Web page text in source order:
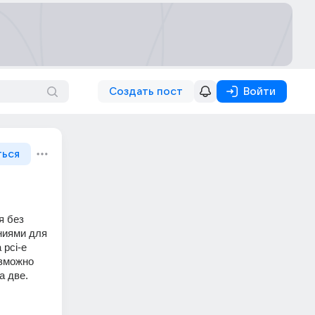
Создать пост Войти
без
для
pci-e
две.